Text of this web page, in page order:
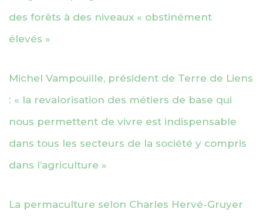
des forêts à des niveaux « obstinément
élevés »
Michel Vampouille, président de Terre de Liens
: « la revalorisation des métiers de base qui
nous permettent de vivre est indispensable
dans tous les secteurs de la société y compris
dans l’agriculture »
La permaculture selon Charles Hervé-Gruyer